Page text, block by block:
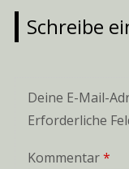
Schreibe
Deine E-Mail-
Erforderliche
Kommentar*